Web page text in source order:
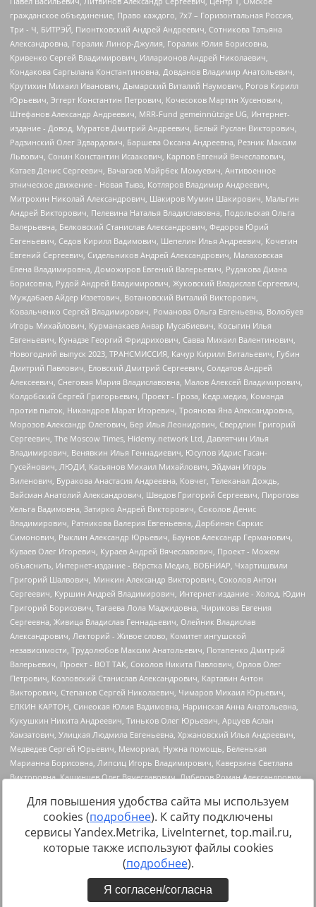
Источник:https://minjust.gov.ru/uploaded/files/reestr-
inostrannyih-agentov-22-03-2024.pdfданные на22.03.2024
Для повышения удобства сайта мы используем
cookies (подробнее). К сайту подключены
сервисы Yandex.Metrika, LiveInternet, top.mail.ru,
которые также используют файлы cookies
(подробнее).
Я согласен/согласна